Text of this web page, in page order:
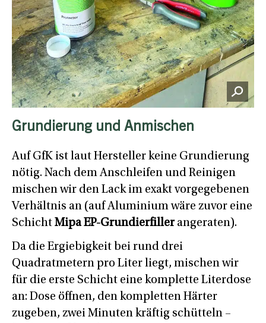
Grundierung und Anmischen
Auf GfK ist laut Hersteller keine Grundierung
nötig. Nach dem Anschleifen und Reinigen
mischen wir den Lack im exakt vorgegebenen
Verhältnis an (auf Aluminium wäre zuvor eine
Schicht Mipa EP-Grundierfillerangeraten).
Da die Ergiebigkeit bei rund drei
Quadratmetern pro Liter liegt, mischen wir
für die erste Schicht eine komplette Literdose
an: Dose öffnen, den kompletten Härter
zugeben, zwei Minuten kräftig schütteln –